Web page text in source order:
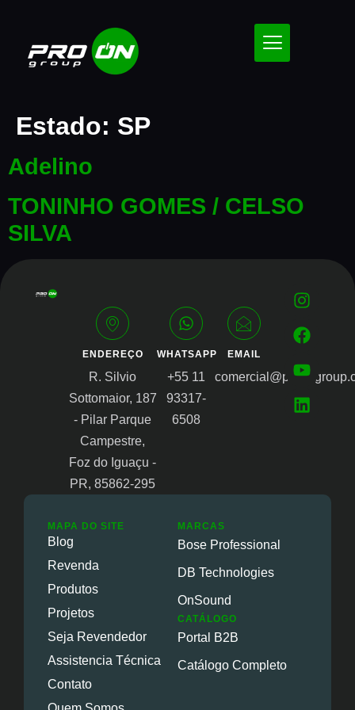
Estado: SP
Adelino
TONINHO GOMES / CELSO
SILVA
ENDEREÇO
R. Silvio
Sottomaior, 187
- Pilar Parque
Campestre,
Foz do Iguaçu -
PR, 85862-295
WHATSAPP
+55 11
93317-
6508
EMAIL
MAPA DO SITE
Blog
Revenda
Produtos
Projetos
Seja Revendedor
Assistencia Técnica
Contato
MARCAS
Bose Professional
DB Technologies
OnSound
CATÁLOGO
Portal B2B
Catálogo Completo